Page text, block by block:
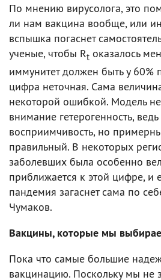
По мнению вирусолога, это
ли нам вакцина вообще, или
вспышка погаснет
ученые, чтобы Rt оказалось
иммунитет должен быть у 60%
цифра неточная. Сама
некоторой ошибкой. Модель
внимание гетерогенность,
восприимчивость, но
правильный. В некоторых
заболевших была особенно
приближается к этой цифре, и
пандемия загаснет сама по
Чумаков.
Вакцины, которые мы
Пока что самые большие
вакцинацию. Поскольку мы не